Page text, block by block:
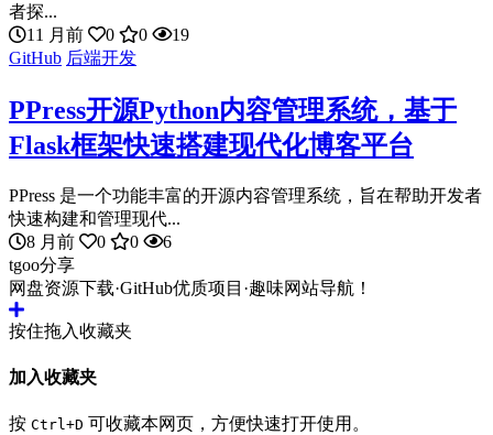
者探...
11 月前
0 0
19
GitHub 后端开发
PPress开源Python内容管理系统，基于
Flask框架快速搭建现代化博客平台
PPress 是一个功能丰富的开源内容管理系统，旨在帮助开发者
快速构建和管理现代...
8 月前
0 0
6
tgoo分享
网盘资源下载·GitHub优质项目·趣味网站导航！
按住拖入收藏夹
加入收藏夹
按 Ctrl+D 可收藏本网页，方便快速打开使用。